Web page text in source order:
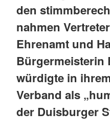
den
nahmen
Ehrenamt und
Bürgermeisterin
würdigte in
Verband als
der Duisburger